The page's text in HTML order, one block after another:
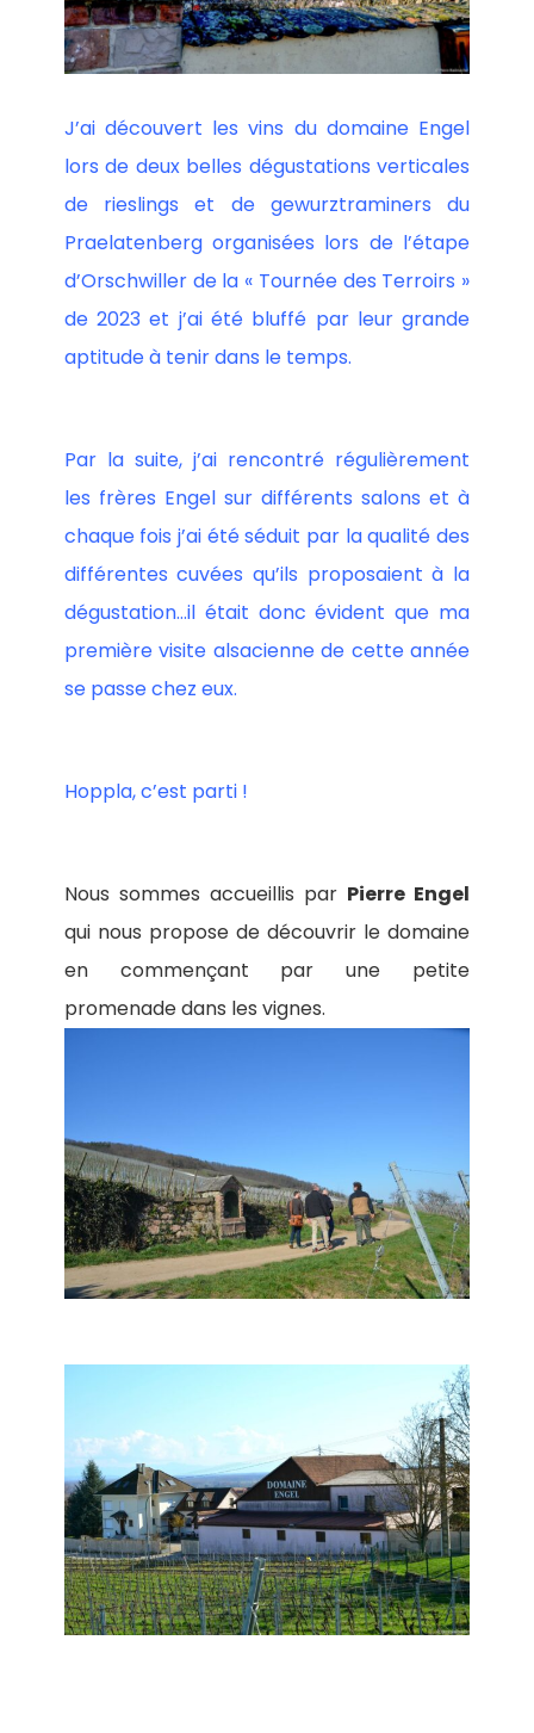
J’ai découvert les vins du domaine Engel
lors de deux belles dégustations verticales
de rieslings et de gewurztraminers du
Praelatenberg organisées lors de l’étape
d’Orschwiller de la « Tournée des Terroirs »
de 2023 et j’ai été bluffé par leur grande
aptitude à tenir dans le temps.
Par la suite, j’ai rencontré régulièrement
les frères Engel sur différents salons et à
chaque fois j’ai été séduit par la qualité des
différentes cuvées qu’ils proposaient à la
dégustation…il était donc évident que ma
première visite alsacienne de cette année
se passe chez eux.
Hoppla, c’est parti !
Nous sommes accueillis par Pierre Engel
qui nous propose de découvrir le domaine
en commençant par une petite
promenade dans les vignes.